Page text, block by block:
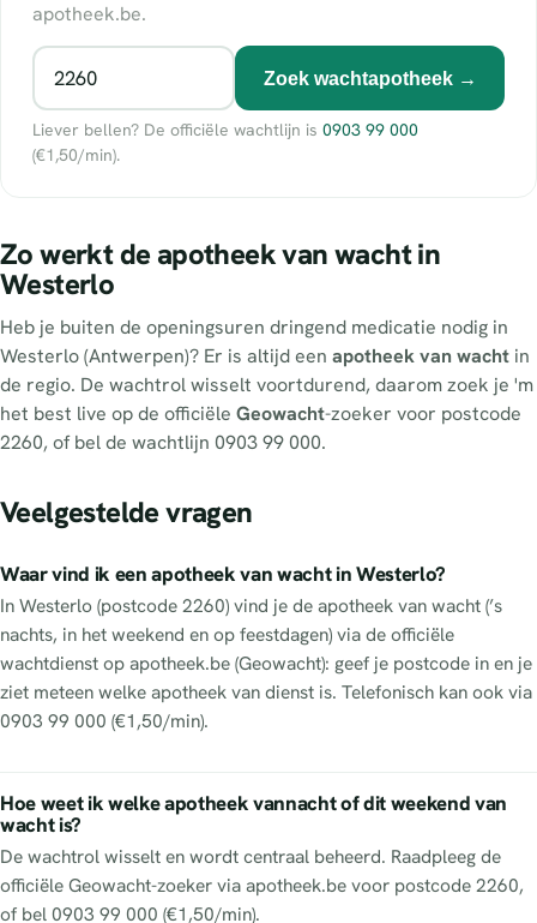
apotheek.be.
Zoek wachtapotheek →
Liever bellen? De officiële wachtlijn is 0903 99 000
(€1,50/min).
Zo werkt de apotheek van wacht in
Westerlo
Heb je buiten de openingsuren dringend medicatie nodig in
Westerlo (Antwerpen)? Er is altijd een apotheek van wacht in
de regio. De wachtrol wisselt voortdurend, daarom zoek je 'm
het best live op de officiële Geowacht-zoeker voor postcode
2260, of bel de wachtlijn 0903 99 000.
Veelgestelde vragen
Waar vind ik een apotheek van wacht in Westerlo?
In Westerlo (postcode 2260) vind je de apotheek van wacht (’s
nachts, in het weekend en op feestdagen) via de officiële
wachtdienst op apotheek.be (Geowacht): geef je postcode in en je
ziet meteen welke apotheek van dienst is. Telefonisch kan ook via
0903 99 000 (€1,50/min).
Hoe weet ik welke apotheek vannacht of dit weekend van
wacht is?
De wachtrol wisselt en wordt centraal beheerd. Raadpleeg de
officiële Geowacht-zoeker via apotheek.be voor postcode 2260,
of bel 0903 99 000 (€1,50/min).